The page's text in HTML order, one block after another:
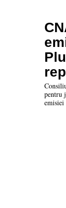
pentru
emisiei